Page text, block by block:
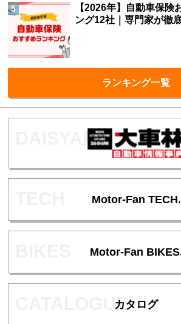
5
【2026年】自動車保険
ング12社｜専門家が徹
ランキング一覧
Motor-Fan TECH.
Motor-Fan
カタログ